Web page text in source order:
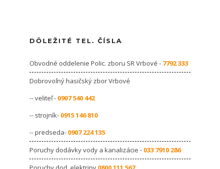
DÔLEŽITÉ TEL. ČÍSLA
Obvodné oddelenie Polic. zboru SR Vrbové - 7792 333
Dobrovoľný hasičský zbor Vrbové
-- veliteľ - 0907 540 442
-- strojník- 0915 146 810
-- predseda- 0907 224 135
Poruchy dodávky vody a kanalizácie - 033 7910 286